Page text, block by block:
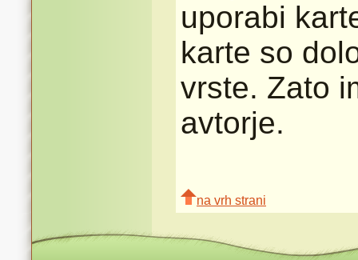
uporabi
karte so
vrste. Zato
avtorje.
na vrh strani